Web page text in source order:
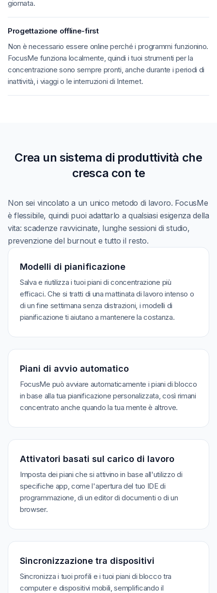
giornata.
Progettazione offline-first
Non è necessario essere online perché i programmi funzionino.
FocusMe funziona localmente, quindi i tuoi strumenti per la
concentrazione sono sempre pronti, anche durante i periodi di
inattività, i viaggi o le interruzioni di Internet.
Crea un sistema di produttività che
cresca con te
Non sei vincolato a un unico metodo di lavoro. FocusMe
è flessibile, quindi puoi adattarlo a qualsiasi esigenza della
vita: scadenze ravvicinate, lunghe sessioni di studio,
prevenzione del burnout e tutto il resto.
Modelli di pianificazione
Salva e riutilizza i tuoi piani di concentrazione più
efficaci. Che si tratti di una mattinata di lavoro intenso o
di un fine settimana senza distrazioni, i modelli di
pianificazione ti aiutano a mantenere la costanza.
Piani di avvio automatico
FocusMe può avviare automaticamente i piani di blocco
in base alla tua pianificazione personalizzata, così rimani
concentrato anche quando la tua mente è altrove.
Attivatori basati sul carico di lavoro
Imposta dei piani che si attivino in base all'utilizzo di
specifiche app, come l'apertura del tuo IDE di
programmazione, di un editor di documenti o di un
browser.
Sincronizzazione tra dispositivi
Sincronizza i tuoi profili e i tuoi piani di blocco tra
computer e dispositivi mobili, semplificando il